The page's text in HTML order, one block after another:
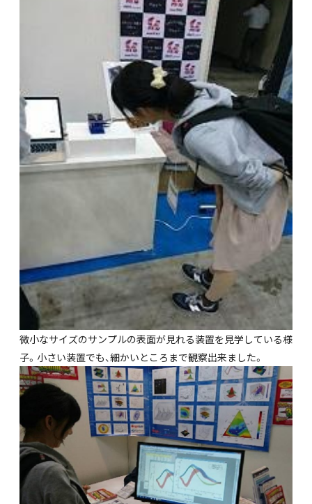
微小なサイズのサンプルの表面が見れる装置を見学している様
子。小さい装置でも、細かいところまで観察出来ました。